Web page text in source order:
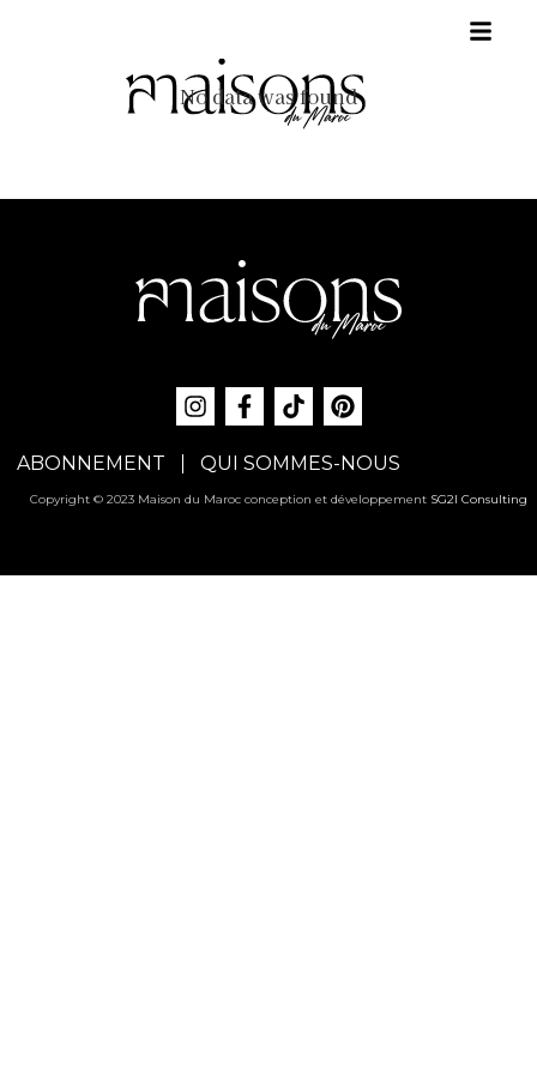
No data was found
ABONNEMENT QUI SOMMES-NOUS
Copyright © 2023 Maison du Maroc conception et développement SG2I Consulting